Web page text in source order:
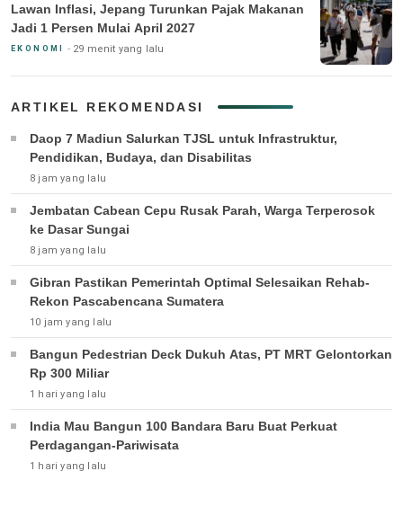
Lawan Inflasi, Jepang Turunkan Pajak Makanan
Jadi 1 Persen Mulai April 2027
EKONOMI 29 menit yang lalu
ARTIKEL REKOMENDASI
Daop 7 Madiun Salurkan TJSL untuk Infrastruktur,
Pendidikan, Budaya, dan Disabilitas
8 jam yang lalu
Jembatan Cabean Cepu Rusak Parah, Warga Terperosok
ke Dasar Sungai
8 jam yang lalu
Gibran Pastikan Pemerintah Optimal Selesaikan Rehab-
Rekon Pascabencana Sumatera
10 jam yang lalu
Bangun Pedestrian Deck Dukuh Atas, PT MRT Gelontorkan
Rp 300 Miliar
1 hari yang lalu
India Mau Bangun 100 Bandara Baru Buat Perkuat
Perdagangan-Pariwisata
1 hari yang lalu